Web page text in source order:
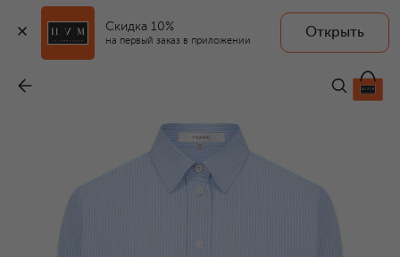
Скидка 10%
на первый заказ в приложении
Открыть
41 950 ₽